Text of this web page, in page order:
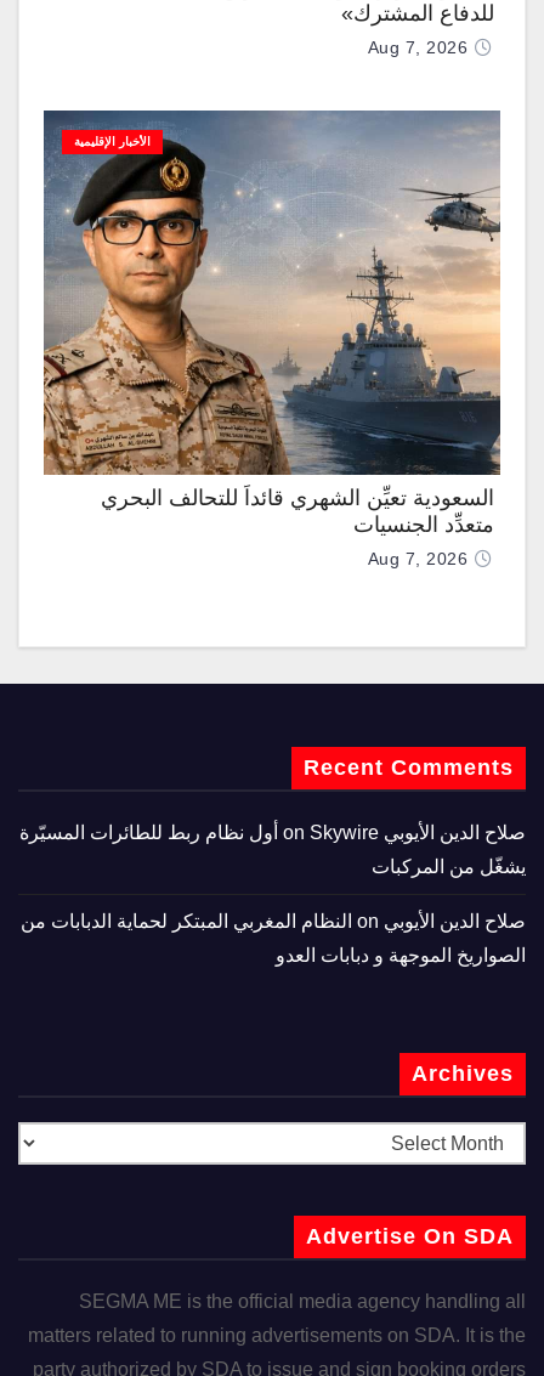
للدفاع المشترك»
Aug 7, 2026
الأخبار الإقليمية
السعودية تعيِّن الشهري قائداً للتحالف البحري
متعدِّد الجنسيات
Aug 7, 2026
Recent Comments
صلاح الدين الأيوبي
Skywire أول نظام ربط للطائرات المسيّرة
يشغّل من المركبات
صلاح الدين الأيوبي
النظام المغربي المبتكر لحماية الدبابات من
الصواريخ الموجهة و دبابات العدو
Archives
Advertise On SDA
SEGMA ME is the official media agency handling all
matters related to running advertisements on SDA. It is the
party authorized by SDA to issue and sign booking orders